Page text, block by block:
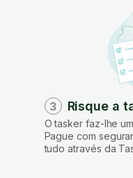
3 Risque a
O tasker faz-lhe
Pague com
tudo através da